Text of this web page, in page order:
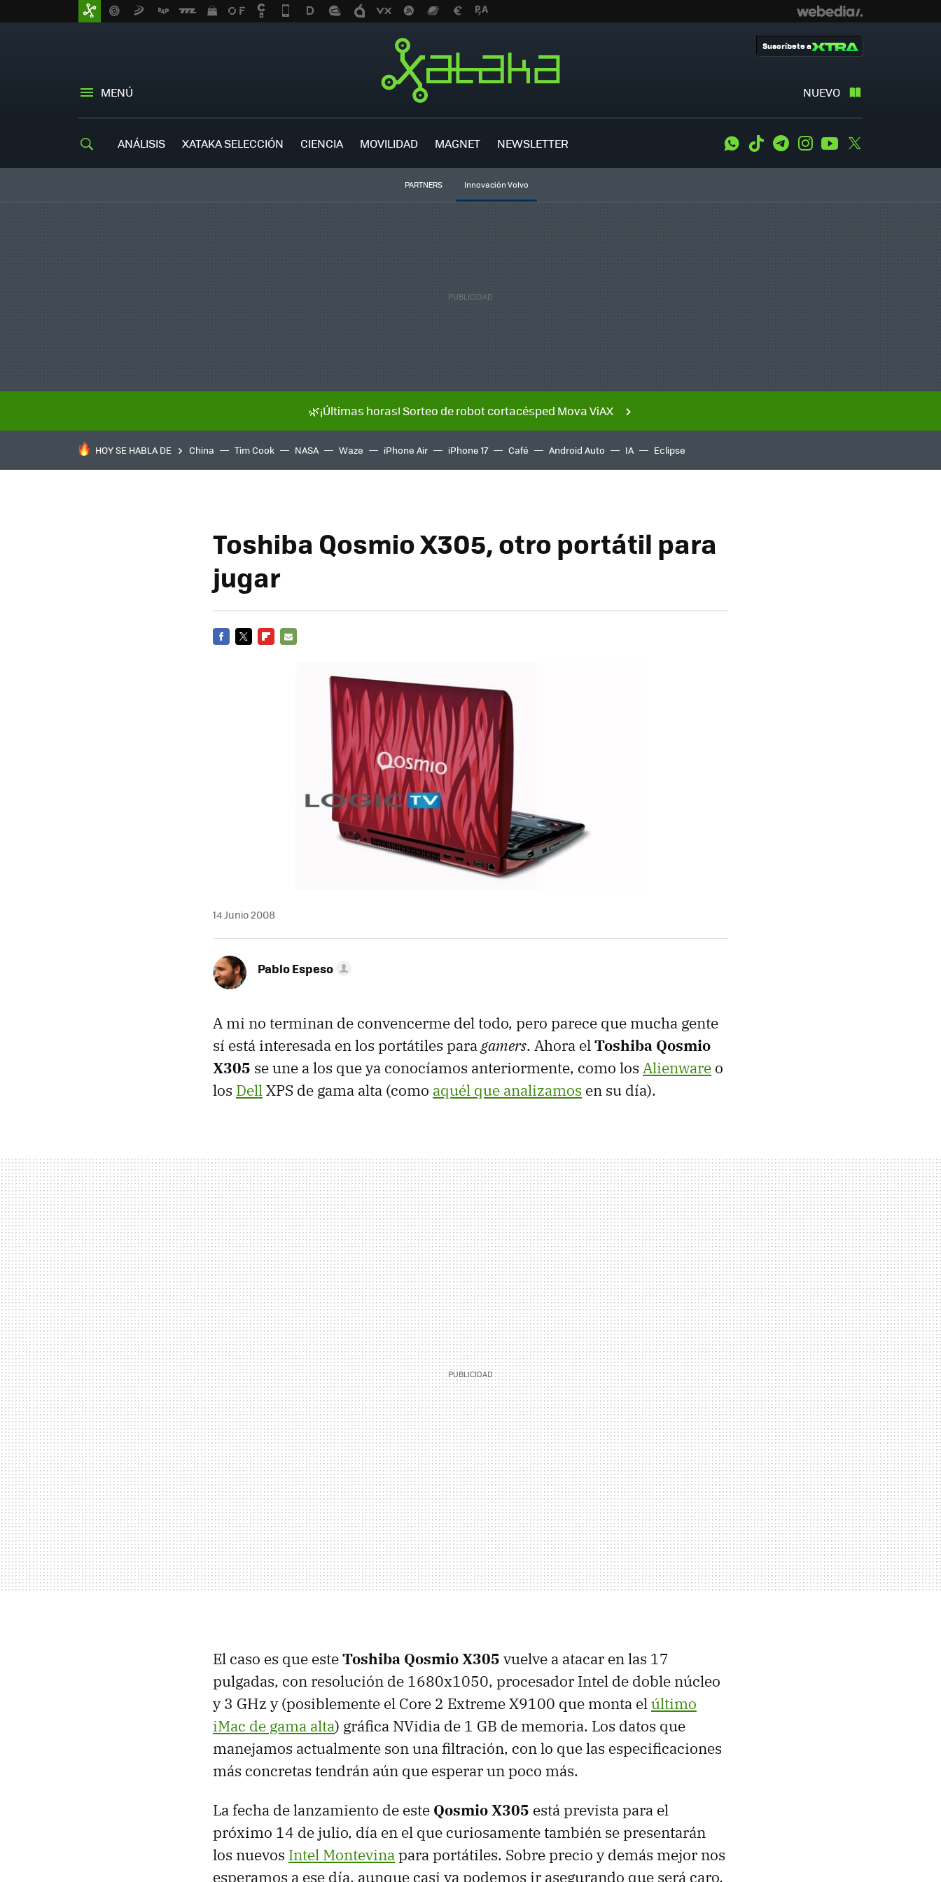
MENÚ NUEVO
Suscríbete a
ANÁLISIS XATAKA SELECCIÓN CIENCIA MOVILIDAD MAGNET NEWSLETTER WhatsApp
Tiktok TelegramInstagramYoutube
PARTNERS Innovación Volvo
🌿¡Últimas horas! Sorteo de robot cortacésped Mova ViAX
HOY SE HABLA DE China Tim Cook NASA Waze iPhone Air iPhone 17 Café Android Auto IA Eclipse
Toshiba Qosmio X305, otro portátil para
jugar
14 Junio 2008
Pablo Espeso
A mi no terminan de convencerme del todo, pero parece que mucha gente
sí está interesada en los portátiles paragamers. Ahora elToshiba Qosmio
X305 se une a los que ya conocíamos anteriormente, como los Alienware o
los DellXPS de gama alta (como aquél que analizamos en su día).
El caso es que esteToshiba Qosmio X305 vuelve a atacar en las 17
pulgadas, con resolución de 1680x1050, procesador Intel de doble núcleo
y 3 GHz y (posiblemente el Core 2 Extreme X9100 que monta elúltimo
iMac de gama alta) gráfica NVidia de 1 GB de memoria. Los datos que
manejamos actualmente son una filtración, con lo que las especificaciones
más concretas tendrán aún que esperar un poco más.
La fecha de lanzamiento de este Qosmio X305 está prevista para el
próximo 14 de julio, día en el que curiosamente también se presentarán
los nuevos Intel Montevinapara portátiles. Sobre precio y demás mejor nos
esperamos a ese día, aunque casi ya podemos ir asegurando que será caro,